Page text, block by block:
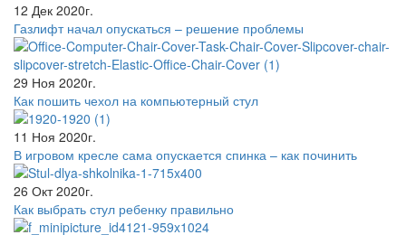
12 Дек 2020г.
Газлифт начал опускаться – решение проблемы
29 Ноя 2020г.
Как пошить чехол на компьютерный стул
11 Ноя 2020г.
В игровом кресле сама опускается спинка – как починить
26 Окт 2020г.
Как выбрать стул ребенку правильно